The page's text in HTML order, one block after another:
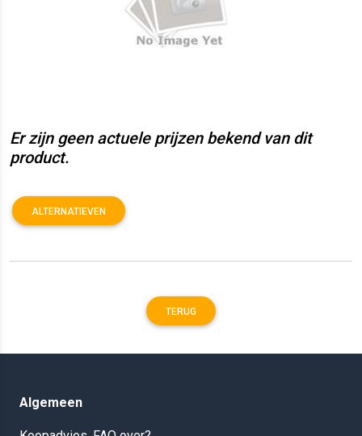
Er zijn geen actuele prijzen bekend van dit
product.
ALTERNATIEVEN
TERUG
Algemeen